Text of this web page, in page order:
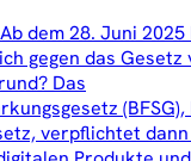
dem 28. Juni
gegen das Gesetz
Das
(BFSG),
verpflichtet